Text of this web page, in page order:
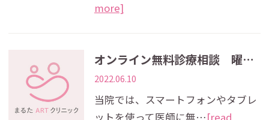
more]
オンライン無料診療相談 曜日変更のお知らせ
2022.06.10
当院では、スマートフォンやタブレ
ットを使って医師に無…[read